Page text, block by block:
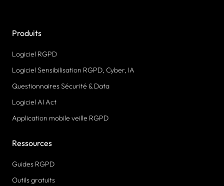
Produits
Logiciel RGPD
Logiciel Sensibilisation RGPD, Cyber, IA
Questionnaires Sécurité & Data
Logiciel AI Act
Application mobile veille RGPD
Ressources
Guides RGPD
Outils gratuits